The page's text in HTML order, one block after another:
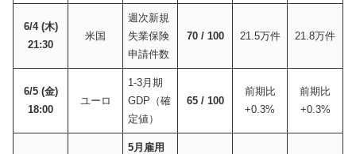
6/4 (木)
21:30
米国
週次新規
失業保険
申請件数
70 / 100 21.5万件 21.8万件
6/5 (金)
18:00
ユーロ
1-3月期
GDP（確
定値）
65 / 100
前期比
+0.3%
前期比
+0.3%
5月雇用